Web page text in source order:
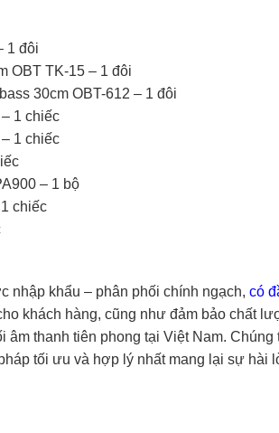
1 đôi
OBT TK-15 – 1 đôi
30cm OBT-612 – 1 đôi
1 chiếc
1 chiếc
– 1 bộ
chiếc
nhập khẩu – phân phối chính ngạch, có
khách hàng, cũng như đảm bảo chất
âm thanh tiên phong tại Việt Nam.
tối ưu và hợp lý nhất mang lại sự hài